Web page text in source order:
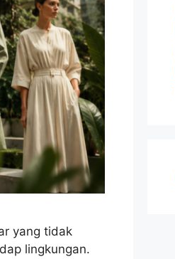
yang tidak
lingkungan.